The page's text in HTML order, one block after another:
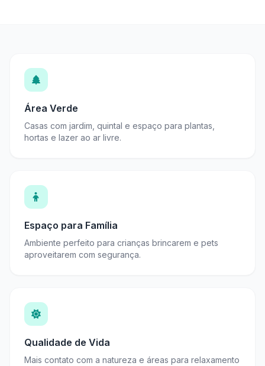
Área Verde
Casas com jardim, quintal e espaço para plantas,
hortas e lazer ao ar livre.
Espaço para Família
Ambiente perfeito para crianças brincarem e pets
aproveitarem com segurança.
Qualidade de Vida
Mais contato com a natureza e áreas para relaxamento